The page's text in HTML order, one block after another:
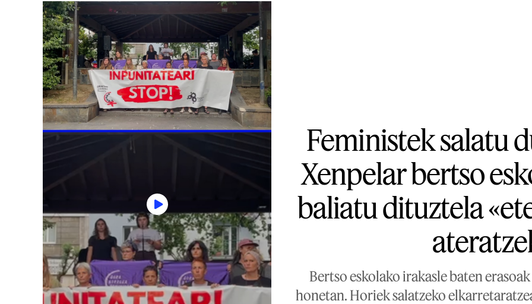
Feministek salatu
Xenpelar bertso
baliatu dituztela
Bertso eskolako irakasle baten
honetan. Horiek salatzeko